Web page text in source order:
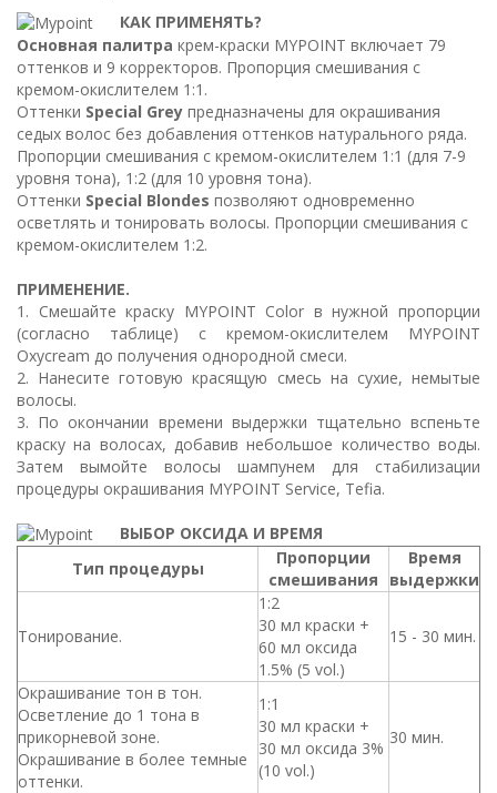
КАК ПРИМЕНЯТЬ?
Основная палитра крем-краски MYPOINT включает 79
оттенков и 9 корректоров. Пропорция смешивания с
кремом-окислителем 1:1.
Оттенки Special Grey предназначены для окрашивания
седых волос без добавления оттенков натурального ряда.
Пропорции смешивания с кремом-окислителем 1:1 (для 7-9
уровня тона), 1:2 (для 10 уровня тона).
Оттенки Special Blondes позволяют одновременно
осветлять и тонировать волосы. Пропорции смешивания с
кремом-окислителем 1:2.
ПРИМЕНЕНИЕ.
1. Смешайте краску MYPOINT Color в нужной пропорции
(согласно таблице) с кремом-окислителем MYPOINT
Oxycream до получения однородной смеси.
2. Нанесите готовую красящую смесь на сухие, немытые
волосы.
3. По окончании времени выдержки тщательно вспеньте
краску на волосах, добавив небольшое количество воды.
Затем вымойте волосы шампунем для стабилизации
процедуры окрашивания MYPOINT Service, Tefia.
ВЫБОР ОКСИДА И ВРЕМЯ
Тип процедуры
Пропорции
смешивания
Время
выдержки
Тонирование.
1:2
30 мл краски +
60 мл оксида
1.5% (5 vol.)
15 - 30 мин.
Окрашивание тон в тон.
Осветление до 1 тона в
прикорневой зоне.
Окрашивание в более темные
оттенки.
1:1
30 мл краски +
30 мл оксида 3%
(10 vol.)
30 мин.